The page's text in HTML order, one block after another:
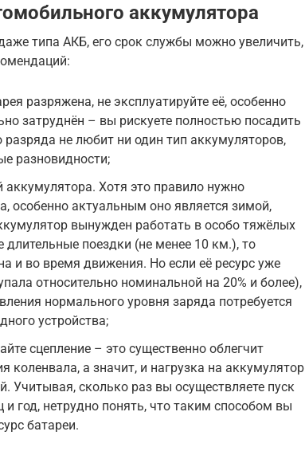
аккумулятора
типа АКБ, его срок службы можно увеличить,
разряжена, не эксплуатируйте её, особенно
затруднён – вы рискуете полностью посадить
разряда не любит ни один тип аккумуляторов,
разновидности;
аккумулятора. Хотя это правило нужно
особенно актуальным оно является зимой,
вынужден работать в особо тяжёлых
длительные поездки (не менее 10 км.), то
и во время движения. Но если её ресурс уже
относительно номинальной на 20% и более),
нормального уровня заряда потребуется
устройства;
сцепление – это существенно облегчит
коленвала, а значит, и нагрузка на аккумулятор
Учитывая, сколько раз вы осуществляете пуск
год, нетрудно понять, что таким способом вы
батареи.